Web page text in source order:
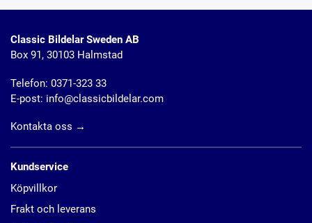
Classic Bildelar Sweden AB
Box 91, 30103 Halmstad
Telefon: 0371-323 33
E-post: info@classicbildelar.com
Kontakta oss →
Kundservice
Köpvillkor
Frakt och leverans